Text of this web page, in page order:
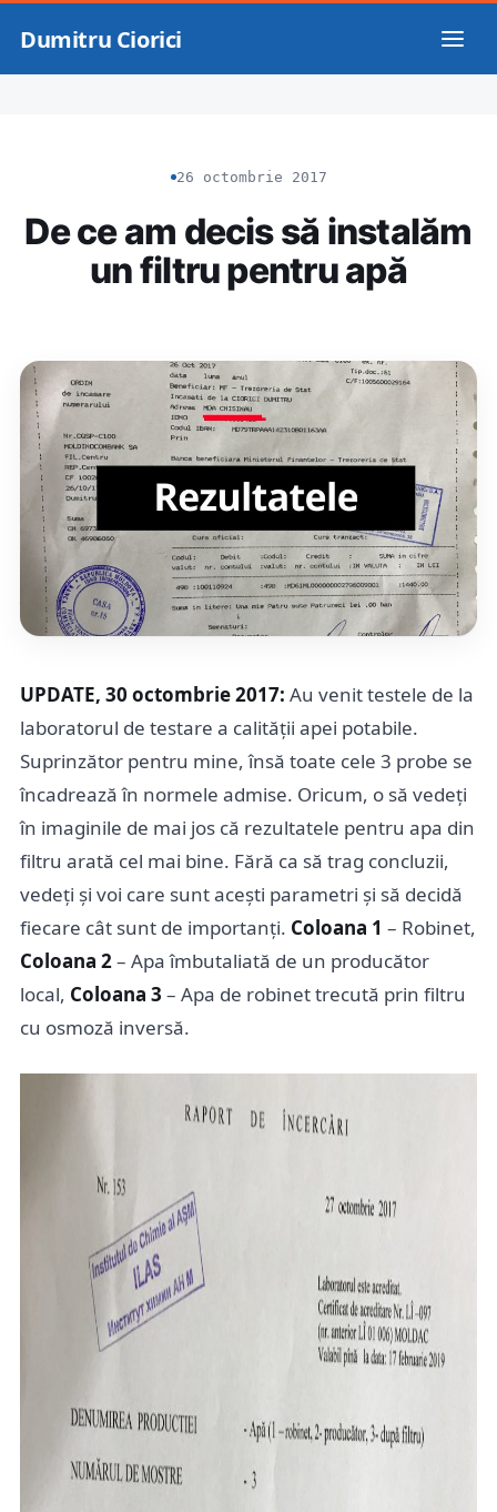
Dumitru Ciorici
26 octombrie 2017
De ce am decis să instalăm
un filtru pentru apă
UPDATE, 30 octombrie 2017: Au venit testele de la
laboratorul de testare a calității apei potabile.
Suprinzător pentru mine, însă toate cele 3 probe se
încadrează în normele admise. Oricum, o să vedeți
în imaginile de mai jos că rezultatele pentru apa din
filtru arată cel mai bine. Fără ca să trag concluzii,
vedeți și voi care sunt acești parametri și să decidă
fiecare cât sunt de importanți. Coloana 1 – Robinet,
Coloana 2– Apa îmbutaliată de un producător
local, Coloana 3 – Apa de robinet trecută prin filtru
cu osmoză inversă.